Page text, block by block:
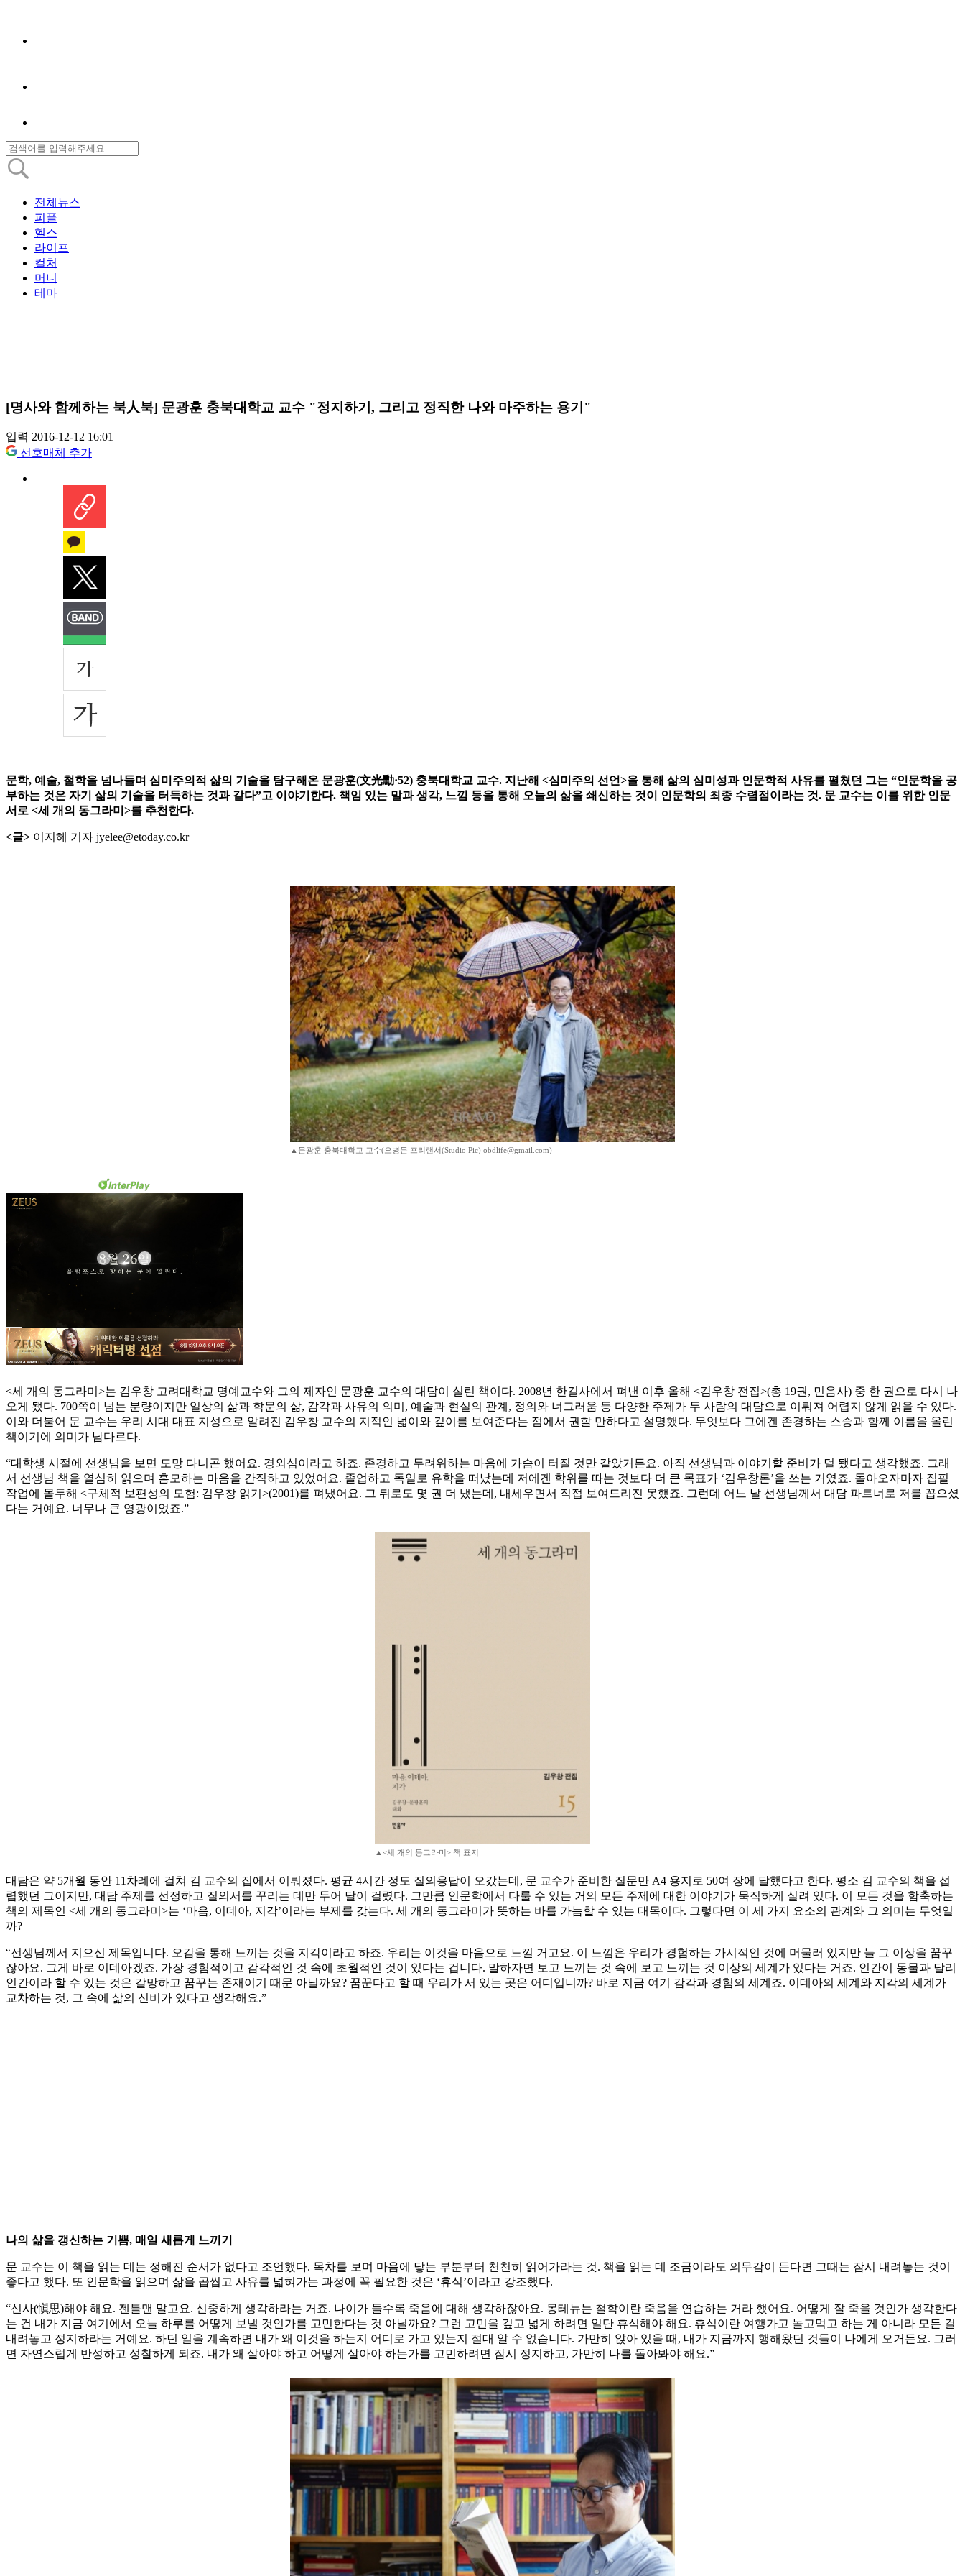
전체뉴스
피플
헬스
라이프
컬처
머니
테마
[명사와 함께하는 북人북] 문광훈 충북대학교 교수 "정지하기, 그리고 정직한 나와 마주하는 용기"
입력 2016-12-12 16:01
선호매체 추가
문학, 예술, 철학을 넘나들며 심미주의적 삶의 기술을 탐구해온 문광훈(文光勳·52) 충북대학교 교수. 지난해 <심미주의 선언>을 통해 삶의 심미성과 인문학적 사유를 펼쳤던 그는 “인문학을 공
부하는 것은 자기 삶의 기술을 터득하는 것과 같다”고 이야기한다. 책임 있는 말과 생각, 느낌 등을 통해 오늘의 삶을 쇄신하는 것이 인문학의 최종 수렴점이라는 것. 문 교수는 이를 위한 인문
서로 <세 개의 동그라미>를 추천한다.
<글> 이지혜 기자 jyelee@etoday.co.kr
▲문광훈 충북대학교 교수(오병돈 프리랜서(Studio Pic) obdlife@gmail.com)
<세 개의 동그라미>는 김우창 고려대학교 명예교수와 그의 제자인 문광훈 교수의 대담이 실린 책이다. 2008년 한길사에서 펴낸 이후 올해 <김우창 전집>(총 19권, 민음사) 중 한 권으로 다시 나
오게 됐다. 700쪽이 넘는 분량이지만 일상의 삶과 학문의 삶, 감각과 사유의 의미, 예술과 현실의 관계, 정의와 너그러움 등 다양한 주제가 두 사람의 대담으로 이뤄져 어렵지 않게 읽을 수 있다.
이와 더불어 문 교수는 우리 시대 대표 지성으로 알려진 김우창 교수의 지적인 넓이와 깊이를 보여준다는 점에서 권할 만하다고 설명했다. 무엇보다 그에겐 존경하는 스승과 함께 이름을 올린
책이기에 의미가 남다르다.
“대학생 시절에 선생님을 보면 도망 다니곤 했어요. 경외심이라고 하죠. 존경하고 두려워하는 마음에 가슴이 터질 것만 같았거든요. 아직 선생님과 이야기할 준비가 덜 됐다고 생각했죠. 그래
서 선생님 책을 열심히 읽으며 흠모하는 마음을 간직하고 있었어요. 졸업하고 독일로 유학을 떠났는데 저에겐 학위를 따는 것보다 더 큰 목표가 ‘김우창론’을 쓰는 거였죠. 돌아오자마자 집필
작업에 몰두해 <구체적 보편성의 모험: 김우창 읽기>(2001)를 펴냈어요. 그 뒤로도 몇 권 더 냈는데, 내세우면서 직접 보여드리진 못했죠. 그런데 어느 날 선생님께서 대담 파트너로 저를 꼽으셨
다는 거예요. 너무나 큰 영광이었죠.”
▲<세 개의 동그라미> 책 표지
대담은 약 5개월 동안 11차례에 걸쳐 김 교수의 집에서 이뤄졌다. 평균 4시간 정도 질의응답이 오갔는데, 문 교수가 준비한 질문만 A4 용지로 50여 장에 달했다고 한다. 평소 김 교수의 책을 섭
렵했던 그이지만, 대담 주제를 선정하고 질의서를 꾸리는 데만 두어 달이 걸렸다. 그만큼 인문학에서 다룰 수 있는 거의 모든 주제에 대한 이야기가 묵직하게 실려 있다. 이 모든 것을 함축하는
책의 제목인 <세 개의 동그라미>는 ‘마음, 이데아, 지각’이라는 부제를 갖는다. 세 개의 동그라미가 뜻하는 바를 가늠할 수 있는 대목이다. 그렇다면 이 세 가지 요소의 관계와 그 의미는 무엇일
까?
“선생님께서 지으신 제목입니다. 오감을 통해 느끼는 것을 지각이라고 하죠. 우리는 이것을 마음으로 느낄 거고요. 이 느낌은 우리가 경험하는 가시적인 것에 머물러 있지만 늘 그 이상을 꿈꾸
잖아요. 그게 바로 이데아겠죠. 가장 경험적이고 감각적인 것 속에 초월적인 것이 있다는 겁니다. 말하자면 보고 느끼는 것 속에 보고 느끼는 것 이상의 세계가 있다는 거죠. 인간이 동물과 달리
인간이라 할 수 있는 것은 갈망하고 꿈꾸는 존재이기 때문 아닐까요? 꿈꾼다고 할 때 우리가 서 있는 곳은 어디입니까? 바로 지금 여기 감각과 경험의 세계죠. 이데아의 세계와 지각의 세계가
교차하는 것, 그 속에 삶의 신비가 있다고 생각해요.”
나의 삶을 갱신하는 기쁨, 매일 새롭게 느끼기
문 교수는 이 책을 읽는 데는 정해진 순서가 없다고 조언했다. 목차를 보며 마음에 닿는 부분부터 천천히 읽어가라는 것. 책을 읽는 데 조금이라도 의무감이 든다면 그때는 잠시 내려놓는 것이
좋다고 했다. 또 인문학을 읽으며 삶을 곱씹고 사유를 넓혀가는 과정에 꼭 필요한 것은 ‘휴식’이라고 강조했다.
“신사(愼思)해야 해요. 젠틀맨 말고요. 신중하게 생각하라는 거죠. 나이가 들수록 죽음에 대해 생각하잖아요. 몽테뉴는 철학이란 죽음을 연습하는 거라 했어요. 어떻게 잘 죽을 것인가 생각한다
는 건 내가 지금 여기에서 오늘 하루를 어떻게 보낼 것인가를 고민한다는 것 아닐까요? 그런 고민을 깊고 넓게 하려면 일단 휴식해야 해요. 휴식이란 여행가고 놀고먹고 하는 게 아니라 모든 걸
내려놓고 정지하라는 거예요. 하던 일을 계속하면 내가 왜 이것을 하는지 어디로 가고 있는지 절대 알 수 없습니다. 가만히 앉아 있을 때, 내가 지금까지 행해왔던 것들이 나에게 오거든요. 그러
면 자연스럽게 반성하고 성찰하게 되죠. 내가 왜 살아야 하고 어떻게 살아야 하는가를 고민하려면 잠시 정지하고, 가만히 나를 돌아봐야 해요.”